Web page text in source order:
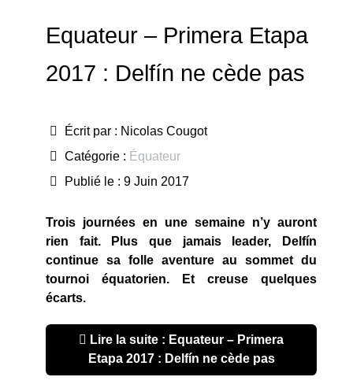
Equateur – Primera Etapa
2017 : Delfín ne cède pas
Écrit par : Nicolas Cougot
Catégorie : Équateur
Publié le : 9 Juin 2017
Trois journées en une semaine n’y auront
rien fait. Plus que jamais leader, Delfín
continue sa folle aventure au sommet du
tournoi équatorien. Et creuse quelques
écarts.
Lire la suite : Equateur – Primera
Etapa 2017 : Delfín ne cède pas